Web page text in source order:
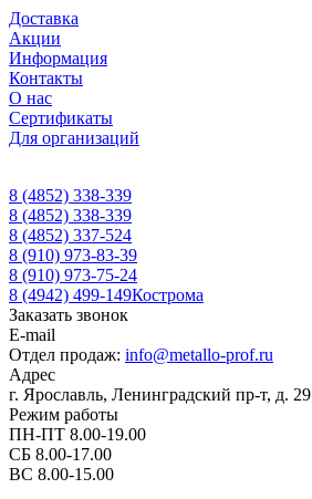
Доставка
Акции
Информация
Контакты
О нас
Сертификаты
Для организаций
8 (4852) 338-339
8 (4852) 338-339
8 (4852) 337-524
8 (910) 973-83-39
8 (910) 973-75-24
8 (4942) 499-149Кострома
Заказать звонок
E-mail
Отдел продаж: info@metallo-prof.ru
Адрес
г. Ярославль, Ленинградский пр-т, д. 29
Режим работы
ПН-ПТ 8.00-19.00
СБ 8.00-17.00
ВС 8.00-15.00